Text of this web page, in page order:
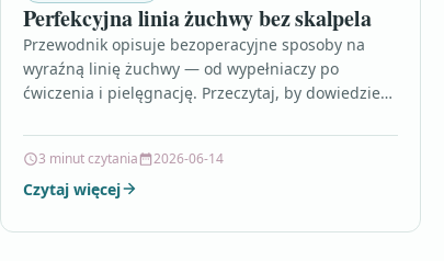
Perfekcyjna linia żuchwy bez skalpela
Przewodnik opisuje bezoperacyjne sposoby na
wyraźną linię żuchwy — od wypełniaczy po
ćwiczenia i pielęgnację. Przeczytaj, by dowiedzieć
3 minut czytania 2026-06-14
Czytaj więcej